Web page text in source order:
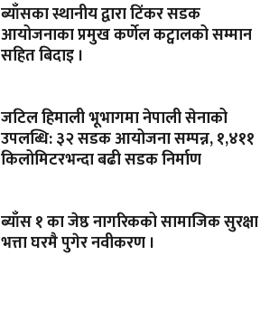
ब्याँसका स्थानीय द्वारा टिंकर सडक
आयोजनाका प्रमुख कर्णेल कट्वालको सम्मान
सहित बिदाइ ।
जटिल हिमाली भूभागमा नेपाली सेनाको
उपलब्धि: ३२ सडक आयोजना सम्पन्न, १,४११
किलोमिटरभन्दा बढी सडक निर्माण
ब्याँस १ का जेष्ठ नागरिकको सामाजिक सुरक्षा
भत्ता घरमै पुगेर नवीकरण ।